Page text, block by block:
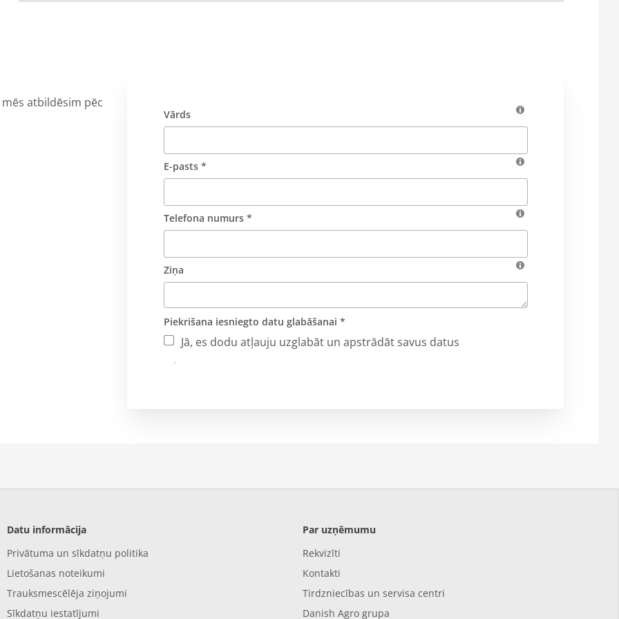
atbildēsim pēc
Vārds
E-pasts *
Telefona numurs *
Ziņa
Piekrišana iesniegto datu glabāšanai *
Jā, es dodu atļauju uzglabāt un apstrādāt savus datus
Iesniegt
Datu informācija
Privātuma un sīkdatņu politika
Lietošanas noteikumi
Trauksmescēlēja ziņojumi
Sīkdatņu iestatījumi
Par uzņēmumu
Rekvizīti
Kontakti
Tirdzniecības un servisa centri
Danish Agro grupa